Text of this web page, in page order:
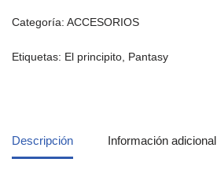
Categoría: ACCESORIOS
Etiquetas: El principito Pantasy
Descripción Información adicional